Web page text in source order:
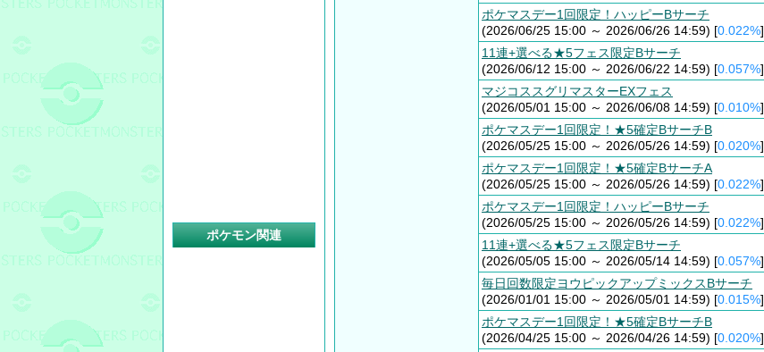
ポケマスデー1回限定！ハッピーBサーチ
(2026/06/25 15:00 ～ 2026/06/26 14:59) [0.022%]
11連+選べる★5フェス限定Bサーチ
(2026/06/12 15:00 ～ 2026/06/22 14:59) [0.057%]
マジコススグリマスターEXフェス
(2026/05/01 15:00 ～ 2026/06/08 14:59) [0.010%]
ポケマスデー1回限定！★5確定BサーチB
(2026/05/25 15:00 ～ 2026/05/26 14:59) [0.020%]
ポケマスデー1回限定！★5確定BサーチA
(2026/05/25 15:00 ～ 2026/05/26 14:59) [0.022%]
ポケマスデー1回限定！ハッピーBサーチ
(2026/05/25 15:00 ～ 2026/05/26 14:59) [0.022%]
11連+選べる★5フェス限定Bサーチ
(2026/05/05 15:00 ～ 2026/05/14 14:59) [0.057%]
毎日回数限定ヨウピックアップミックスBサーチ
(2026/01/01 15:00 ～ 2026/05/01 14:59) [0.015%]
ポケマスデー1回限定！★5確定BサーチB
(2026/04/25 15:00 ～ 2026/04/26 14:59) [0.020%]
ポケモン関連